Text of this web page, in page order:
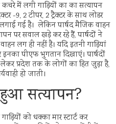
में लगी गाड़ियों का का सत्यापन
-9, 2 टीपर, 2 ट्रैक्टर के साथ लोडर
गई है। लेकिन पार्षद मैजिक वाहन
पर सवाल खड़े कर रहे हैं, पार्षदों ने
लग ही नहीं है। यदि इतनी गाड़ियां
पीएफ भुगतान दिखाएं। पार्षदों
प्रदेश तक के लोगों का हित जुड़ा है,
हो जाती।
सत्यापन?
को धक्का मार स्टार्ट कर